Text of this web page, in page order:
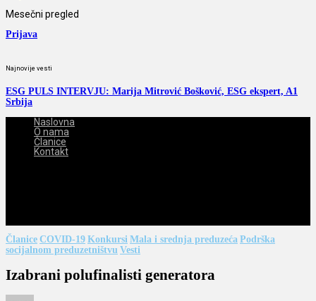
Mesečni pregled
Prijava
Najnovije vesti
ESG PULS INTERVJU: Marija Mitrović Bošković, ESG ekspert, A1
Srbija
Naslovna
O nama
Članice
Kontakt
Članice COVID-19 Konkursi Mala i srednja preduzeća Podrška
socijalnom preduzetništvu Vesti
Izabrani polufinalisti generatora